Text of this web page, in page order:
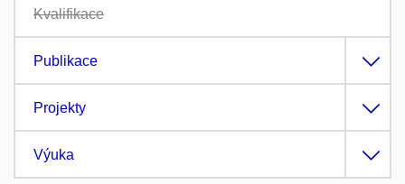
Kvalifikace
Publikace
Projekty
Výuka